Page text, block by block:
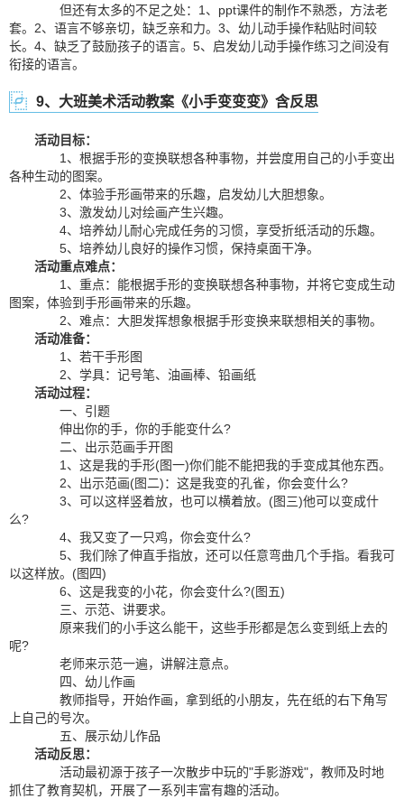
但还有太多的不足之处：1、ppt课件的制作不熟悉，方法老
套。2、语言不够亲切，缺乏亲和力。3、幼儿动手操作粘贴时间较
长。4、缺乏了鼓励孩子的语言。5、启发幼儿动手操作练习之间没有
衔接的语言。
9、大班美术活动教案《小手变变变》含反思
活动目标：
1、根据手形的变换联想各种事物，并尝度用自己的小手变出
各种生动的图案。
2、体验手形画带来的乐趣，启发幼儿大胆想象。
3、激发幼儿对绘画产生兴趣。
4、培养幼儿耐心完成任务的习惯，享受折纸活动的乐趣。
5、培养幼儿良好的操作习惯，保持桌面干净。
活动重点难点：
1、重点：能根据手形的变换联想各种事物，并将它变成生动
图案，体验到手形画带来的乐趣。
2、难点：大胆发挥想象根据手形变换来联想相关的事物。
活动准备：
1、若干手形图
2、学具：记号笔、油画棒、铅画纸
活动过程：
一、引题
伸出你的手，你的手能变什么?
二、出示范画手开图
1、这是我的手形(图一)你们能不能把我的手变成其他东西。
2、出示范画(图二)：这是我变的孔雀，你会变什么?
3、可以这样竖着放，也可以横着放。(图三)他可以变成什
么?
4、我又变了一只鸡，你会变什么?
5、我们除了伸直手指放，还可以任意弯曲几个手指。看我可
以这样放。(图四)
6、这是我变的小花，你会变什么?(图五)
三、示范、讲要求。
原来我们的小手这么能干，这些手形都是怎么变到纸上去的
呢?
老师来示范一遍，讲解注意点。
四、幼儿作画
教师指导，开始作画，拿到纸的小朋友，先在纸的右下角写
上自己的号次。
五、展示幼儿作品
活动反思：
活动最初源于孩子一次散步中玩的"手影游戏"，教师及时地
抓住了教育契机，开展了一系列丰富有趣的活动。